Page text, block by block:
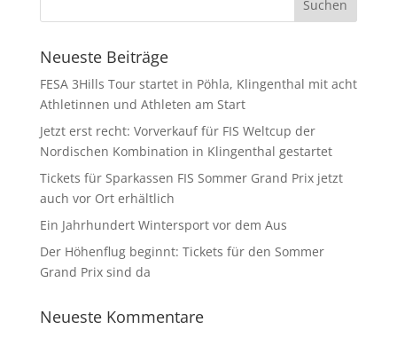
Neueste Beiträge
FESA 3Hills Tour startet in Pöhla, Klingenthal mit acht
Athletinnen und Athleten am Start
Jetzt erst recht: Vorverkauf für FIS Weltcup der
Nordischen Kombination in Klingenthal gestartet
Tickets für Sparkassen FIS Sommer Grand Prix jetzt
auch vor Ort erhältlich
Ein Jahrhundert Wintersport vor dem Aus
Der Höhenflug beginnt: Tickets für den Sommer
Grand Prix sind da
Neueste Kommentare